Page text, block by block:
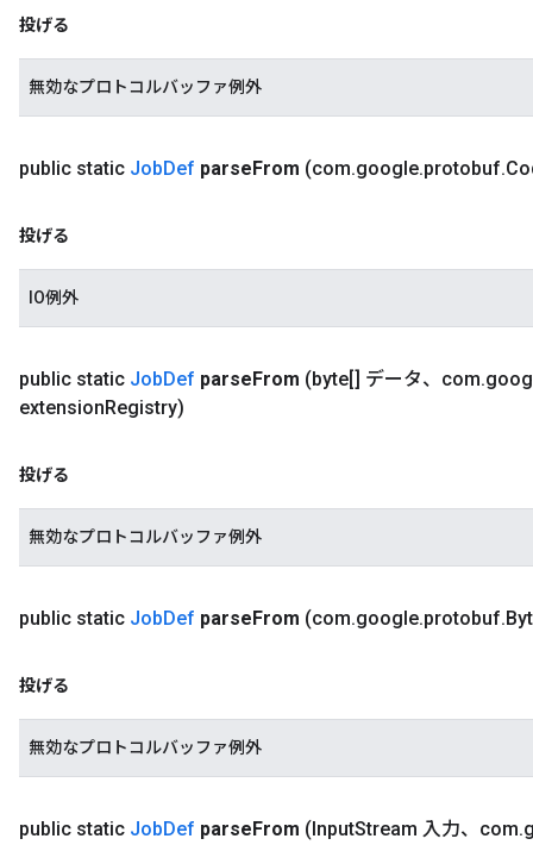
投げる
無効なプロトコルバッファ例外
public static JobDef parseFrom (com.google.protobuf.
投げる
IO例外
public static JobDef parseFrom (byte[] データ、com.
extensionRegistry)
投げる
無効なプロトコルバッファ例外
public static JobDef parseFrom (com.google.protobuf.
投げる
無効なプロトコルバッファ例外
public static JobDef parseFrom (InputStream 入力、com.